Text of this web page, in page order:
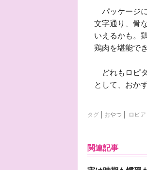
パッケージ
文字通り、骨
いえるかも。
鶏肉を堪能で
どれもロピ
として、おか
タグ おやつ ロピア
関連記事